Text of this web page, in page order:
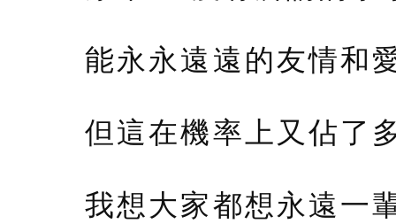
能永永遠遠的友情和
但這在機率上又佔了
我想大家都想永遠一